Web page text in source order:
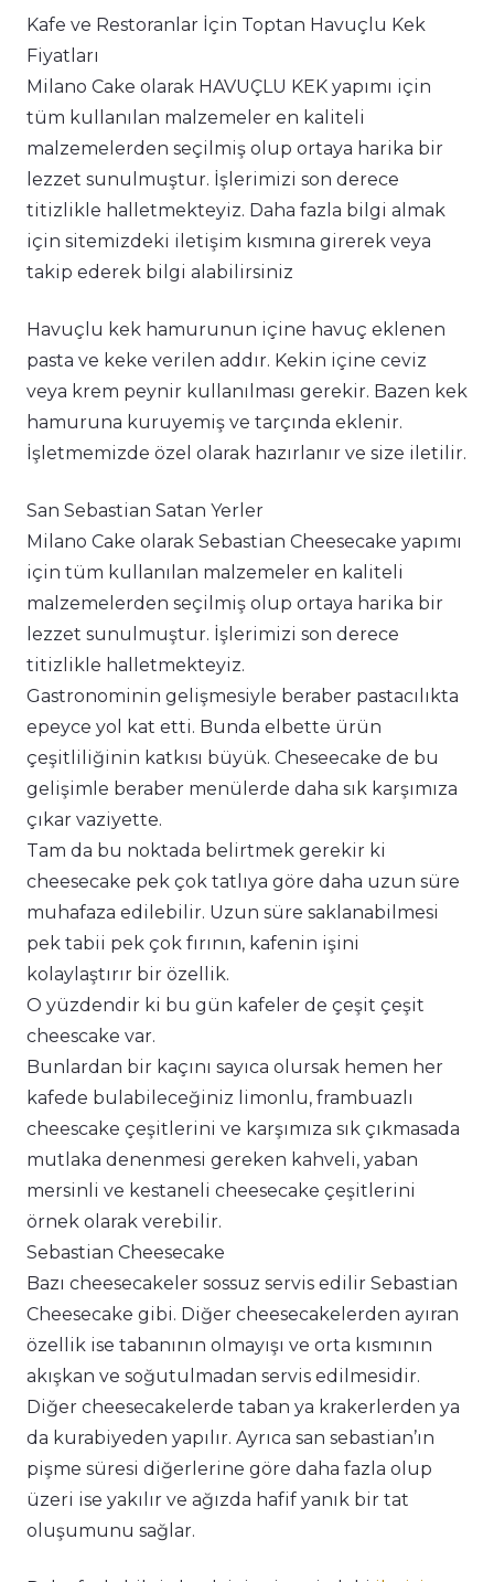
Kafe ve Restoranlar İçin Toptan Havuçlu Kek
Fiyatları
Milano Cake olarak HAVUÇLU KEK yapımı için
tüm kullanılan malzemeler en kaliteli
malzemelerden seçilmiş olup ortaya harika bir
lezzet sunulmuştur. İşlerimizi son derece
titizlikle halletmekteyiz. Daha fazla bilgi almak
için sitemizdeki iletişim kısmına girerek veya
takip ederek bilgi alabilirsiniz
Havuçlu kek hamurunun içine havuç eklenen
pasta ve keke verilen addır. Kekin içine ceviz
veya krem peynir kullanılması gerekir. Bazen kek
hamuruna kuruyemiş ve tarçında eklenir.
İşletmemizde özel olarak hazırlanır ve size iletilir.
San Sebastian Satan Yerler
Milano Cake olarak Sebastian Cheesecake yapımı
için tüm kullanılan malzemeler en kaliteli
malzemelerden seçilmiş olup ortaya harika bir
lezzet sunulmuştur. İşlerimizi son derece
titizlikle halletmekteyiz.
Gastronominin gelişmesiyle beraber pastacılıkta
epeyce yol kat etti. Bunda elbette ürün
çeşitliliğinin katkısı büyük. Cheseecake de bu
gelişimle beraber menülerde daha sık karşımıza
çıkar vaziyette.
Tam da bu noktada belirtmek gerekir ki
cheesecake pek çok tatlıya göre daha uzun süre
muhafaza edilebilir. Uzun süre saklanabilmesi
pek tabii pek çok fırının, kafenin işini
kolaylaştırır bir özellik.
O yüzdendir ki bu gün kafeler de çeşit çeşit
cheescake var.
Bunlardan bir kaçını sayıca olursak hemen her
kafede bulabileceğiniz limonlu, frambuazlı
cheescake çeşitlerini ve karşımıza sık çıkmasada
mutlaka denenmesi gereken kahveli, yaban
mersinli ve kestaneli cheesecake çeşitlerini
örnek olarak verebilir.
Sebastian Cheesecake
Bazı cheesecakeler sossuz servis edilir Sebastian
Cheesecake gibi. Diğer cheesecakelerden ayıran
özellik ise tabanının olmayışı ve orta kısmının
akışkan ve soğutulmadan servis edilmesidir.
Diğer cheesecakelerde taban ya krakerlerden ya
da kurabiyeden yapılır. Ayrıca san sebastian’ın
pişme süresi diğerlerine göre daha fazla olup
üzeri ise yakılır ve ağızda hafif yanık bir tat
oluşumunu sağlar.